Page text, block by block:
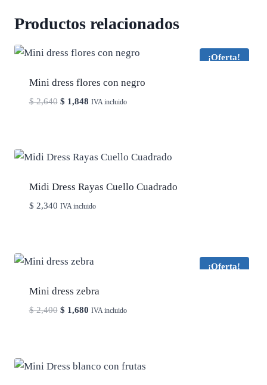
Productos relacionados
¡Oferta!
Mini dress flores con negro
$2,640 El
$ 2,640.
$ 1,848El
$ 1,848.
IVA incluido
Midi Dress Rayas Cuello Cuadrado
$ 2,340 IVA incluido
¡Oferta!
Mini dress zebra
$2,400 El
$ 2,400.
$ 1,680El
$ 1,680.
IVA incluido